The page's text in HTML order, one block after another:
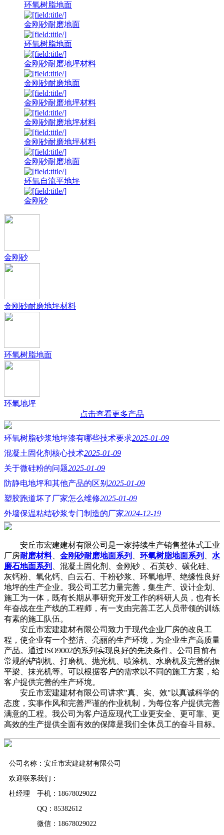
环氧树脂地面
金刚砂耐磨地面
环氧树脂地面
金刚砂耐磨地坪材料
金刚砂耐磨地面
金刚砂耐磨地坪材料
金刚砂耐磨地坪材料
金刚砂耐磨地坪材料
金刚砂耐磨地面
环氧自流平地坪
金刚砂
金刚砂
金刚砂耐磨地坪材料
环氧树脂地面
环氧地坪
点击查看更多产品
环氧树脂砂浆地坪漆有哪些技术要求2025-01-09
混凝土固化剂核心技术2025-01-09
关于微硅粉的问题2025-01-09
防静电地坪和其他产品的区别 2025-01-09
塑胶跑道坏了厂家怎么维修2025-01-09
外墙保温粘结砂浆专门制造的厂家2024-12-19
安丘市宏建建材有限公司是一家持续生产销售整体式工业
厂房耐磨材料、 金刚砂耐磨地面系列 环氧树脂地面系列
水
磨石地面系列
、混凝土固化剂、金刚砂 、石英砂、碳化硅、
灰钙粉、氧化钙、白云石、干粉砂浆、环氧地坪、绝缘性良好
地坪的生产企业。我公司工艺力量完善，集生产、设计企划、
施工为一体，既有长期从事研究开发工作的科研人员，也有长
年奋战在生产线的工程师，有一支由完善工艺人员带领的训练
有素的施工队伍。
安丘市宏建建材有限公司致力于现代企业厂房的改良工
程，使企业有一个整洁、亮丽的生产环境，为企业生产高质量
产品。通过ISO9002的系列实现良好的先决条件。公司目前有
常规的铲削机、打磨机、抛光机、啧涂机、水磨机及完善的振
平梁、抹光机等。可以根据客户的需求以不同的施工方案，给
客户提供完善的生产环境。
安丘市宏建建材有限公司讲求"真、实、效"以真诚科学的
态度，实事作风和完善严谨的作业机制，为每位客户提供完善
满意的工程。我公司为客户适应现代工业更安全、更可靠、更
高效的生产提供全面有效的保障是我们全体员工的奋斗目标。
公司名称：安丘市宏建建材有限公司
欢迎联系我们：
杜经理 手机：18678029022
QQ：85382612
微信：18678029022